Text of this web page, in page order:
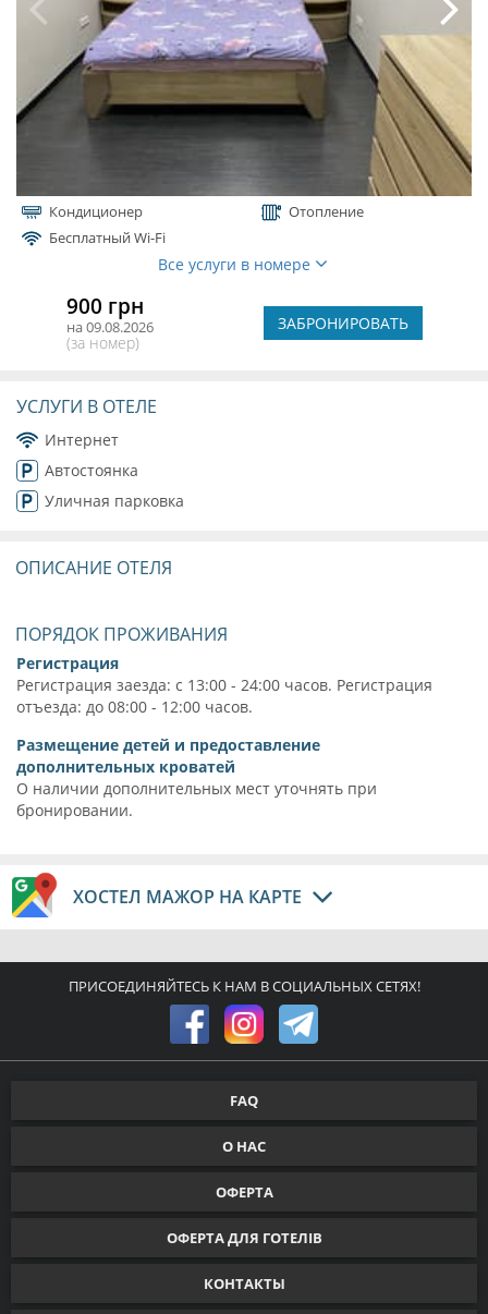
Кондиционер
Отопление
Бесплатный Wi-Fi
Все услуги в номере
900 грн
на 09.08.2026
(за номер)
ЗАБРОНИРОВАТЬ
УСЛУГИ В ОТЕЛЕ
Интернет
Автостоянка
Уличная парковка
ОПИСАНИЕ ОТЕЛЯ
ПОРЯДОК ПРОЖИВАНИЯ
Регистрация
Регистрация заезда: с 13:00 - 24:00 часов. Регистрация
отъезда: до 08:00 - 12:00 часов.
Размещение детей и предоставление
дополнительных кроватей
О наличии дополнительных мест уточнять при
бронировании.
ХОСТЕЛ МАЖОР НА КАРТЕ
ПРИСОЕДИНЯЙТЕСЬ К НАМ В СОЦИАЛЬНЫХ СЕТЯХ!
FAQ
О НАС
ОФЕРТА
ОФЕРТА ДЛЯ ГОТЕЛІВ
КОНТАКТЫ